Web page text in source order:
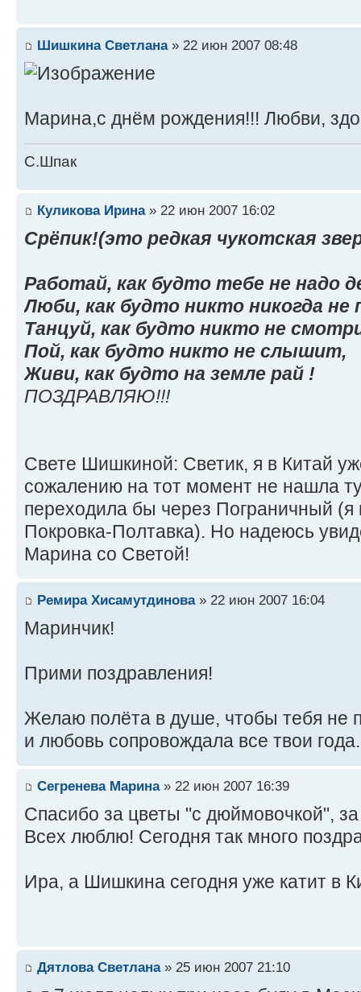
Шишкина Светлана» 22 июн 2007 08:48
Марина,с днём рождения!!! Любви,
С.Шпак
Куликова Ирина» 22 июн 2007 16:02
Срёпик!(это редкая чукотская
Работай, как будто тебе не надо
Люби, как будто никто никогда не
Танцуй, как будто никто не
Пой, как будто никто не слышит,
Живи, как будто на земле рай !
ПОЗДРАВЛЯЮ!!!
Свете Шишкиной: Светик, я в Китай
сожалению на тот момент не нашла
переходила бы через Пограничный (я
Покровка-Полтавка). Но надеюсь
Марина со Светой!
Ремира Хисамутдинова» 22 июн 2007 16:04
Маринчик!
Прими поздравления!
Желаю полёта в душе, чтобы тебя не
и любовь сопровождала все твои года.
Сегренева Марина» 22 июн 2007 16:39
Спасибо за цветы "с дюймовочкой",
Всех люблю! Сегодня так много
Ира, а Шишкина сегодня уже катит в
Дятлова Светлана» 25 июн 2007 21:10